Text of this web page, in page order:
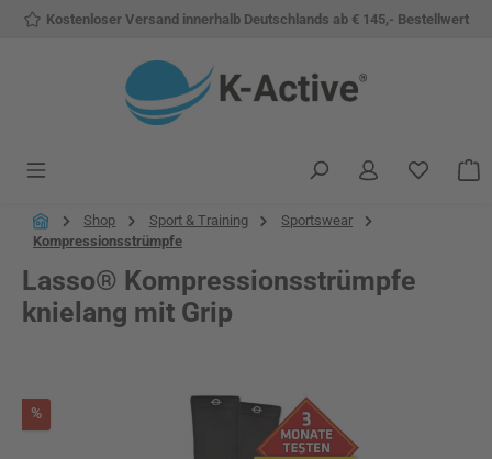
Zum Hauptinhalt springen
Kostenloser Versand innerhalb Deutschlands ab € 145,- Bestellwert
Du
Shop Sport & Training
Sportswear
Kompressionsstrümpfe
Lasso® Kompressionsstrümpfe
knielang mit Grip
Bildergalerie überspringen
%Rabatt